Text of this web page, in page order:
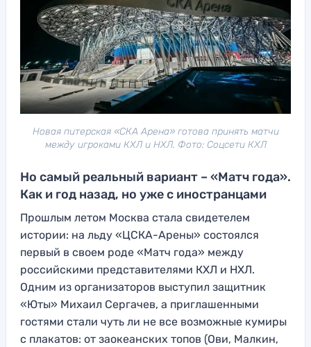
Новая питерская «СКА Арена» готова принять матчи
между игроками КХЛ и НХЛ. Фото: Соцсети КХЛ
Но самый реальный вариант – «Матч года».
Как и год назад, но уже с иностранцами
Прошлым летом Москва стала свидетелем
истории: на льду «ЦСКА-Арены» состоялся
первый в своем роде «Матч года» между
российскими представителями КХЛ и НХЛ.
Одним из организаторов выступил защитник
«Юты» Михаил Сергачев, а приглашенными
гостями стали чуть ли не все возможные кумиры
с плакатов: от заокеанских топов (Ови, Малкин,